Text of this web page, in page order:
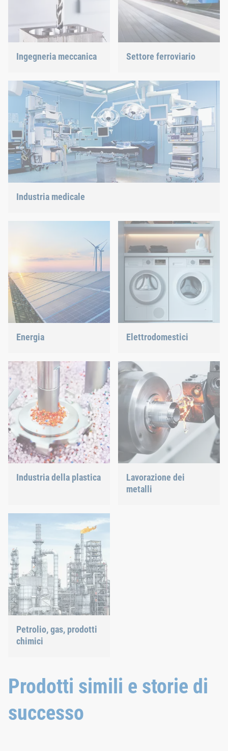
Ingegneria meccanica
giunzione innovative
forniamo un valido
supporto al più innovativo
tra i settori industriali.
Settore ferroviario
gestione di “c-parts” siamo
in grado di offrire la
soluzione giusta.
Industria medicale
altamente sensibili.
Energia
fissaggio e assemblaggio
contribuiamo a plasmare il
futuro dell’energia.
Elettrodomestici
o forni, assicuriamo
collegamenti della
massima precisione.
Industria della plastica
fornirti la soluzione ideale.
Lavorazione dei
metalli
Petrolio, gas, prodotti
chimici
alle condizioni più estreme.
Prodotti simili e storie di
successo